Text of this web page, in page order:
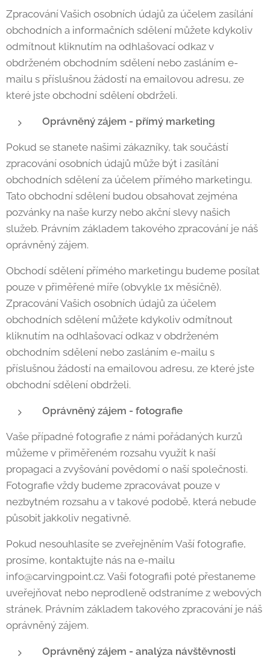
Zpracování Vašich osobních údajů za účelem zasílání
obchodních a informačních sdělení můžete kdykoliv
odmítnout kliknutím na odhlašovací odkaz v
obdrženém obchodním sdělení nebo zasláním e-
mailu s příslušnou žádostí na emailovou adresu, ze
které jste obchodní sdělení obdrželi.
Oprávněný zájem - přímý marketing
Pokud se stanete našimi zákazníky, tak součástí
zpracování osobních údajů může být i zasílání
obchodních sdělení za účelem přímého marketingu.
Tato obchodní sdělení budou obsahovat zejména
pozvánky na naše kurzy nebo akční slevy našich
služeb. Právním základem takového zpracování je náš
oprávněný zájem.
Obchodí sdělení přímého marketingu budeme posílat
pouze v přiměřené míře (obvykle 1x měsíčně).
Zpracování Vašich osobních údajů za účelem
obchodních sdělení můžete kdykoliv odmítnout
kliknutím na odhlašovací odkaz v obdrženém
obchodním sdělení nebo zasláním e-mailu s
příslušnou žádostí na emailovou adresu, ze které jste
obchodní sdělení obdrželi.
Oprávněný zájem - fotografie
Vaše případné fotografie z námi pořádaných kurzů
můžeme v přiměřeném rozsahu využít k naší
propagaci a zvyšování povědomí o naší společnosti.
Fotografie vždy budeme zpracovávat pouze v
nezbytném rozsahu a v takové podobě, která nebude
působit jakkoliv negativně.
Pokud nesouhlasíte se zveřejněním Vaší fotografie,
prosíme, kontaktujte nás na e-mailu
info@carvingpoint.cz. Vaši fotografii poté přestaneme
uveřejňovat nebo neprodleně odstraníme z webových
stránek. Právním základem takového zpracování je náš
oprávněný zájem.
Oprávněný zájem - analýza návštěvnosti